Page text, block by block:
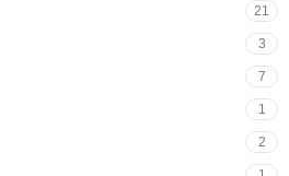
21
3
7
1
2